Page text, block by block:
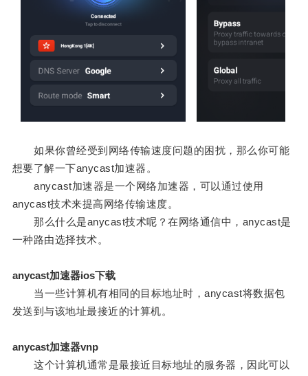
如果你曾经受到网络传输速度问题的困扰，那么你可能
想要了解一下anycast加速器。
anycast加速器是一个网络加速器，可以通过使用
anycast技术来提高网络传输速度。
那么什么是anycast技术呢？在网络通信中，anycast是
一种路由选择技术。
anycast加速器ios下载
当一些计算机有相同的目标地址时，anycast将数据包
发送到与该地址最接近的计算机。
anycast加速器vnp
这个计算机通常是最接近目标地址的服务器，因此可以